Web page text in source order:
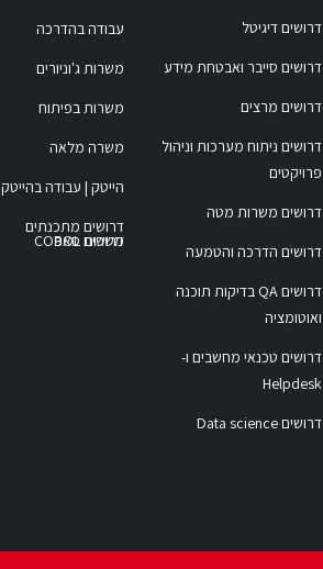
דרושים דיגיטל
דרושים סייבר ואבטחת מידע
דרושים מרצים
דרושים ניתוח מערכות וניהול
פרויקטים
דרושים משרות מטה
דרושים הדרכה והטמעה
דרושים QA בדיקות תוכנה
ואוטומציה
דרושים טכנאי מחשבים ו-
Helpdesk
דרושים Data science
עבודה בהדרכה
משרות ג'וניורים
משרות בפיתוח
משרה מלאה
הייטק | עבודה בהייטק
דרושים מתכנתים
דרושים סאפ
משרות COBOL